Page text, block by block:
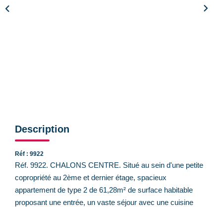
Description
Réf : 9922
Réf. 9922. CHALONS CENTRE. Situé au sein d'une petite
copropriété au 2ème et dernier étage, spacieux
appartement de type 2 de 61,28m² de surface habitable
proposant une entrée, un vaste séjour avec une cuisine